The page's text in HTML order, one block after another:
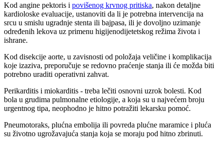
Kod angine pektoris i povišenog krvnog pritiska, nakon detaljne
kardioloske evaluacije, ustanoviti da li je potrebna intervencija na
srcu u smislu ugradnje stenta ili bajpasa, ili je dovoljno uzimanje
određenih lekova uz primenu higijenodijetetskog režima života i
ishrane.
Kod disekcije aorte, u zavisnosti od položaja veličine i komplikacija
koje izaziva, preporučuje se redovno praćenje stanja ili će možda biti
potrebno uraditi operativni zahvat.
Perikarditis i miokarditis - treba lečiti osnovni uzrok bolesti. Kod
bola u grudima pulmonalne etiologije, a koja su u najvećem broju
urgentnog tipa, neophodno je hitno potražiti lekarsku pomoć.
Pneumotoraks, plućna embolija ili povreda plućne maramice i pluća
su životno ugrožavajuća stanja koja se moraju pod hitno zbrinuti.